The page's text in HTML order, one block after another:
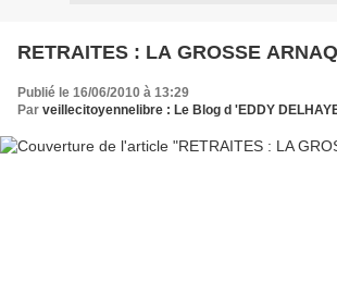
RETRAITES : LA GROSSE
Publié le 16/06/2010 à 13:29
Par veillecitoyennelibre : Le Blog d 'EDDY